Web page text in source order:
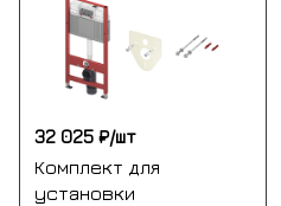
32 025 ₽/шт
Комплект для
установки